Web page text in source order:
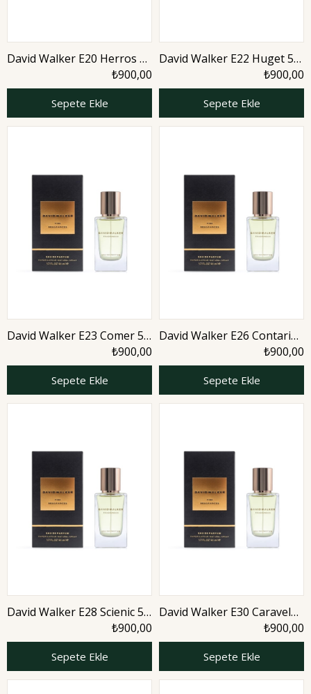
David Walker E20 Herros 50
ml Erkek Parfüm | Aromatic
₺900,00
Sepete Ekle
David Walker E22 Huget 50
ml Erkek Parfüm | Citrus
₺900,00
Sepete Ekle
David Walker E23 Comer 50
ml Erkek Parfüm | Nature
₺900,00
Sepete Ekle
David Walker E26 Contario
50 ml Erkek Parfüm |
Nature
₺900,00
Sepete Ekle
David Walker E28 Scienic 50
ml Erkek Parfüm | Aromatic
₺900,00
Sepete Ekle
David Walker E30 Caravel
50 ml Erkek Parfüm |
Aromatic
₺900,00
Sepete Ekle